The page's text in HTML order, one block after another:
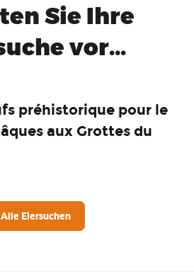
Sie Ihre
vor...
préhistorique pour le
aux Grottes du
Alle Eiersuchen